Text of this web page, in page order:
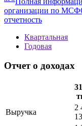
организации по
отчетность
Квартальная
Годовая
Отчет о доходах
Выручка
2